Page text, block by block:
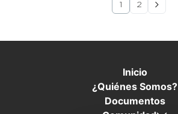
1 2
Inicio
¿Quiénes Somos?
Documentos